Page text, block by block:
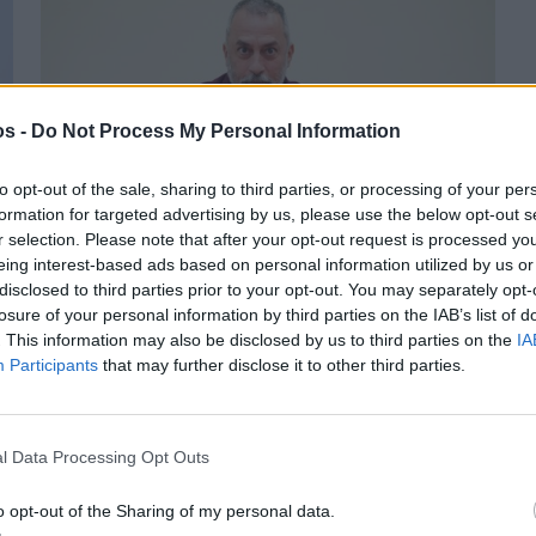
- Do Not Process My Personal Information
opt-out of the sale, sharing to third parties, or processing of your
for targeted advertising by us, please use the below opt-out
selection. Please note that after your opt-out request is processed
interest-based ads based on personal information utilized by us
to third parties prior to your opt-out. You may separately
of your personal information by third parties on the IAB’s list of
This information may also be disclosed by us to third parties on the
Participants that may further disclose it to other third parties.
Data Processing Opt Outs
opt-out of the Sharing of my personal data.
Πριν 1 χρόνο
Περισσότερες αφαλατώσεις ως αντίμετρο στη
διαρκή λειψυδρία